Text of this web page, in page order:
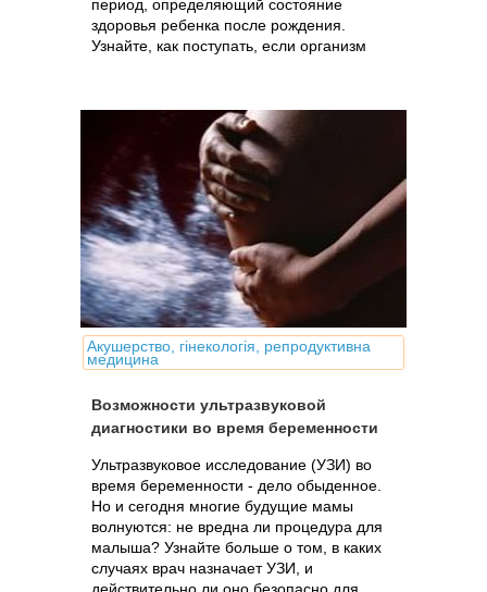
период, определяющий состояние
здоровья ребенка после рождения.
Узнайте, как поступать, если организм
влиянию негативных факторов:
лекарства, рентген и др.
Акушерство, гінекологія, репродуктивна
медицина
Возможности ультразвуковой
диагностики во время беременности
Ультразвуковое исследование (УЗИ) во
время беременности - дело обыденное.
Но и сегодня многие будущие мамы
волнуются: не вредна ли процедура для
малыша? Узнайте больше о том, в каких
случаях врач назначает УЗИ, и